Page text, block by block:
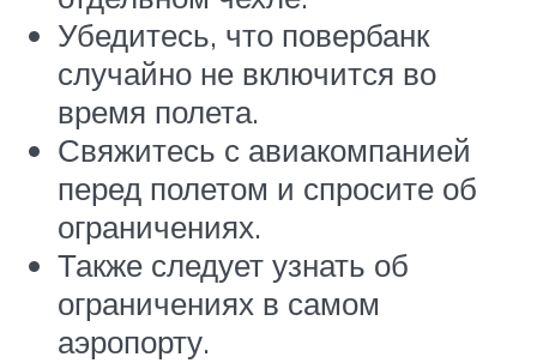
Убедитесь, что повербанк
случайно не включится во
время полета.
Свяжитесь с авиакомпанией
перед полетом и спросите об
ограничениях.
Также следует узнать об
ограничениях в самом
аэропорту.